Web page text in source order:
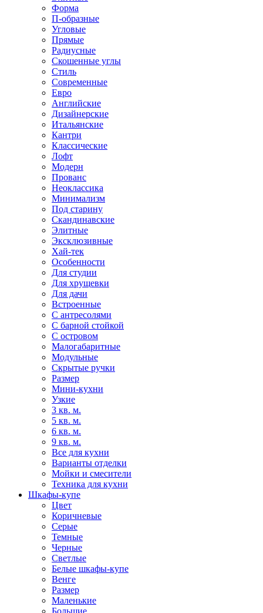
Форма
П-образные
Угловые
Прямые
Радиусные
Скошенные углы
Стиль
Современные
Евро
Английские
Дизайнерские
Итальянские
Кантри
Классические
Лофт
Модерн
Прованс
Неоклассика
Минимализм
Под старину
Скандинавские
Элитные
Эксклюзивные
Хай-тек
Особенности
Для студии
Для хрущевки
Для дачи
Встроенные
С антресолями
С барной стойкой
С островом
Малогабаритные
Модульные
Скрытые ручки
Размер
Мини-кухни
Узкие
3 кв. м.
5 кв. м.
6 кв. м.
9 кв. м.
Все для кухни
Варианты отделки
Мойки и смесители
Техника для кухни
Шкафы-купе
Цвет
Коричневые
Серые
Темные
Черные
Светлые
Белые шкафы-купе
Венге
Размер
Маленькие
Большие